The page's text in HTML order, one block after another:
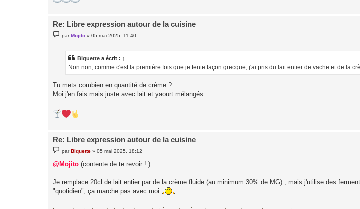
Re: Libre expression autour de la cuisine
e
par Mojito »05 mai 2025, 11:40
Biquette a écrit : ↑
Non non, comme c'est la première fois que je tente façon grecque, j'ai pris du lait entier de vache et de la
Tu mets combien en quantité de crème ?
Moi j'en fais mais juste avec lait et yaourt mélangés
Re: Libre expression autour de la cuisine
e
s
s
e
parBiquette »05 mai 2025, 18:12
@Mojito (contente de te revoir ! )
Je remplace 20cl de lait entier par de la crème fluide (au minimum 30% de MG) , mais j'utilise des
"quotidien", ça marche pas avec moi